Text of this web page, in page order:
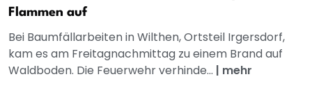
Flammen auf
Bei Baumfällarbeiten in Wilthen, Ortsteil Irgersdorf,
kam es am Freitagnachmittag zu einem Brand auf
Waldboden. Die Feuerwehr verhinde... | mehr